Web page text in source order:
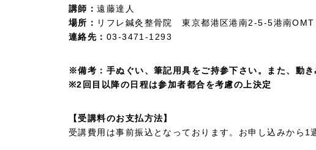
講師：遠藤達人
場所： リフレ鍼灸整骨院 東京都港区港南2-5-5港南OMT
連絡先： 03-3471-1293
※備考：手ぬぐい、筆記用具をご持参下さい。また、動き
※2回目以降の日程は参加者都合を考慮の上決定
【受講料のお支払方法】
受講費用は事前振込となっております。お申し込みから1